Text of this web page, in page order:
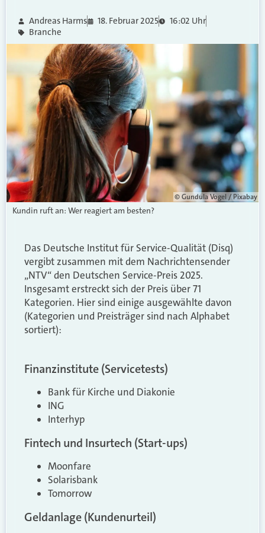
Andreas Harms 18. Februar 2025
16:02 Uhr
Branche
© Gundula Vogel / Pixabay
Kundin ruft an: Wer reagiert am besten?
Das Deutsche Institut für Service-Qualität (Disq)
vergibt zusammen mit dem Nachrichtensender
„NTV“ den Deutschen Service-Preis 2025.
Insgesamt erstreckt sich der Preis über 71
Kategorien. Hier sind einige ausgewählte davon
(Kategorien und Preisträger sind nach Alphabet
sortiert):
Finanzinstitute (Servicetests)
Bank für Kirche und Diakonie
ING
Interhyp
Fintech und Insurtech (Start-ups)
Moonfare
Solarisbank
Tomorrow
Geldanlage (Kundenurteil)